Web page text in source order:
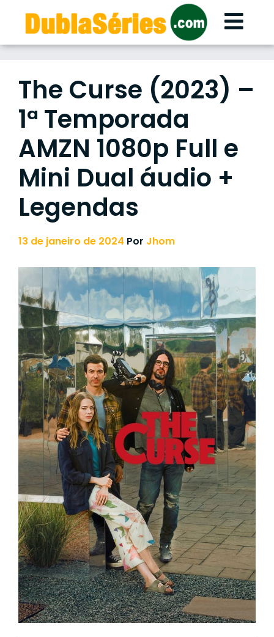
content
The Curse (2023) –
1ª Temporada
AMZN 1080p Full e
Mini Dual áudio +
Legendas
13 de janeiro de 2024 Por Jhom